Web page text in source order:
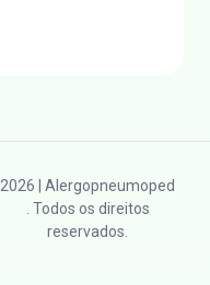
2026 | Alergopneumoped
. Todos os direitos
reservados.